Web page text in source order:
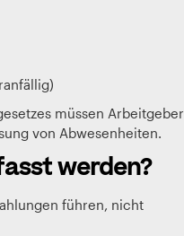
müssen Arbeitgeber
von Abwesenheiten.
werden?
führen, nicht